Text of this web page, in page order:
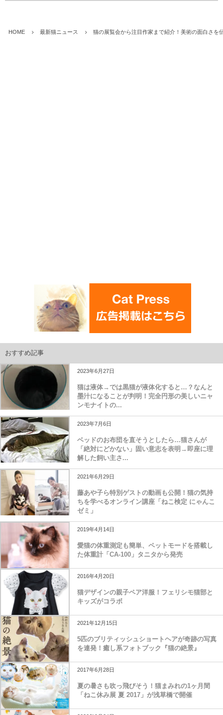
HOME 最新猫ニュース 猫の展覧会から注目作家まで紹介！美術の面白さを
おすすめ記事
2023年6月27日
猫は液体→では黒猫が液体化すると…？なんと
墨汁になることが判明！完全円形の美しいニャ
ンモナイトの...
2023年7月6日
ベッドのお布団を直そうとしたら…猫さんが
「絶対にどかない」固い意志を表明→即座に理
解した飼い主さ...
2021年6月29日
藤あや子ら特別ゲストの動画も公開！猫の気持
ちを学べるオンライン講座「ねこ検定 にゃんこ
ゼミ」
2019年4月14日
愛猫の体重測定も簡単、ペットモードを搭載し
た体重計「CA-100」タニタから発売
2016年4月20日
猫デザインの親子ペア洋服！フェリシモ猫部と
キッズがコラボ
2021年12月15日
5匹のブリティッシュショートヘアが奇跡の写真
を連発！癒し系フォトブック『猫の絶景』
2017年6月28日
夏の暑さも吹っ飛びそう！猫まみれの1ヶ月間
「ねこ休み展 夏 2017」が浅草橋で開催